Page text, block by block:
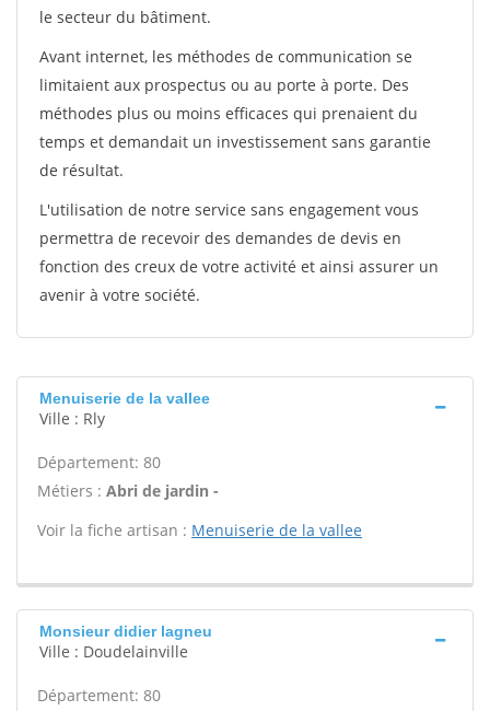
le secteur du bâtiment.
Avant internet, les méthodes de communication se
limitaient aux prospectus ou au porte à porte. Des
méthodes plus ou moins efficaces qui prenaient du
temps et demandait un investissement sans garantie
de résultat.
L'utilisation de notre service sans engagement vous
permettra de recevoir des demandes de devis en
fonction des creux de votre activité et ainsi assurer un
avenir à votre société.
Menuiserie de la vallee
Ville : Rly
Département: 80
Métiers : Abri de jardin -
Voir la fiche artisan : Menuiserie de la vallee
Monsieur didier lagneu
Ville : Doudelainville
Département: 80